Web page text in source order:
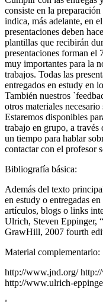
consiste en la
indica, más adelante, en
presentaciones deben
plantillas que recibirán
presentaciones forman el
muy importantes para la
trabajos. Todas las
entregados en estudy en
También nuestros
otros materiales necesario
Estaremos disponibles
trabajo en grupo, a
un tiempo para hablar
contactar con el profesor
Bibliografía básica:
Además del texto
en estudy o entregadas
artículos, blogs o links
Ulrich, Steven Eppinger,
GrawHill, 2007 fourth
Material complementario:
http://www.jnd.org/
http://www.ulrich-